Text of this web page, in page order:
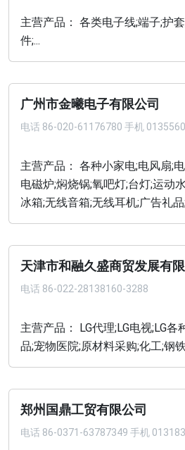
主营产品： 各类电子线;端子;护
件;...
广州市金曦电子有限公司
电话 86-020-61176780 手机
主营产品： 各种小家电;电风扇;
电磁炉;焖烧锅;氧吧灯;台灯;运动
冰箱;无线音箱;无线耳机;广告礼
天津市和融久盛商贸发展有限
电话 86-022-28138160-3288
主营产品： LG代理;LG电视;LG
品;宠物医院;原材料采购;化工;钢
郑州国鼎工贸有限公司
电话 86-0371-63787349 手机